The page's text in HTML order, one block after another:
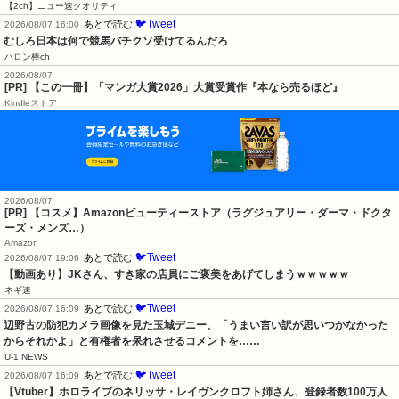
【2ch】ニュー速クオリティ
2026/08/07 16:00
あとで読む 🐦Tweet
むしろ日本は何で競馬バチクソ受けてるんだろ
ハロン棒ch
2026/08/07
[PR] 【この一冊】「マンガ大賞2026」大賞受賞作『本なら売るほど』
Kindleストア
2026/08/07
[PR] 【コスメ】Amazonビューティーストア（ラグジュアリー・ダーマ・ドクタ
ーズ・メンズ…）
Amazon
2026/08/07 19:06
あとで読む 🐦Tweet
【動画あり】JKさん、すき家の店員にご褒美をあげてしまうｗｗｗｗｗ
ネギ速
2026/08/07 16:09
あとで読む 🐦Tweet
辺野古の防犯カメラ画像を見た玉城デニー、「うまい言い訳が思いつかなかった
からそれかよ」と有権者を呆れさせるコメントを……
U-1 NEWS
2026/08/07 16:09
あとで読む 🐦Tweet
【Vtuber】ホロライブのネリッサ・レイヴンクロフト姉さん、登録者数100万人